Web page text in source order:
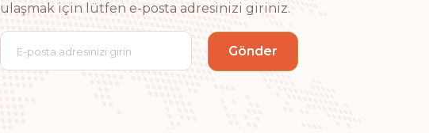
Estonya
Letonya
ulaşmak için lütfen e-posta adresinizi giriniz.